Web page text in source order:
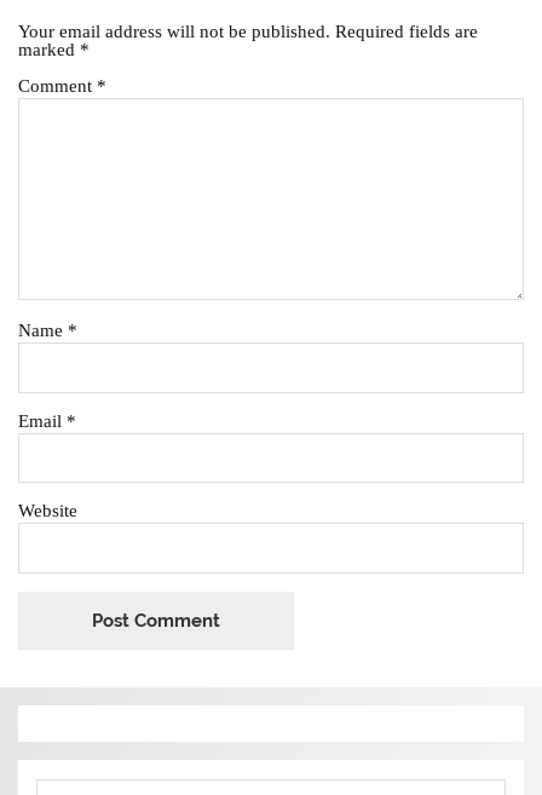
Your email address will not be published. Required fields are
marked *
Comment *
Name *
Email *
Website